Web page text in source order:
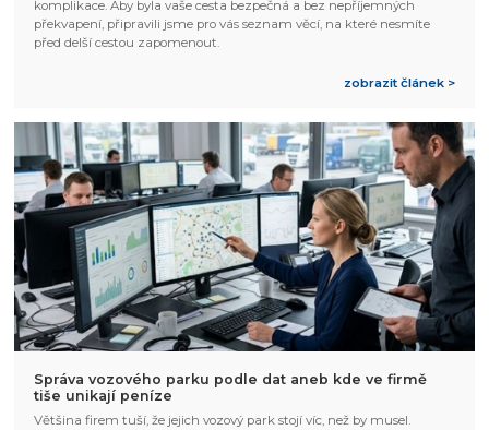
komplikace. Aby byla vaše cesta bezpečná a bez nepříjemných
překvapení, připravili jsme pro vás seznam věcí, na které nesmíte
před delší cestou zapomenout.
zobrazit článek >
Správa vozového parku podle dat aneb kde ve firmě
tiše unikají peníze
Většina firem tuší, že jejich vozový park stojí víc, než by musel.